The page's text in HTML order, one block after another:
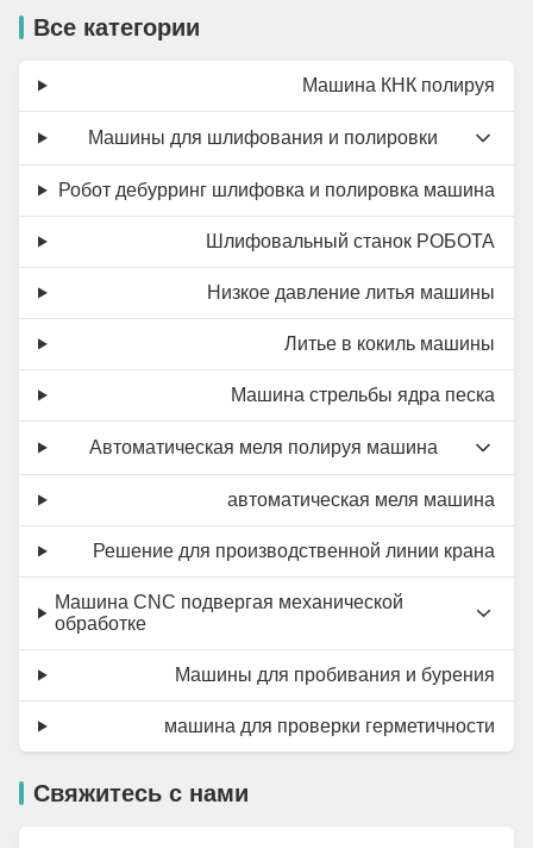
Все категории
Машина КНК полируя
Машины для шлифования и полировки
Робот дебурринг шлифовка и полировка машина
Шлифовальный станок РОБОТА
Низкое давление литья машины
Литье в кокиль машины
Машина стрельбы ядра песка
Автоматическая меля полируя машина
автоматическая меля машина
Решение для производственной линии крана
Машина CNC подвергая механической
обработке
Машины для пробивания и бурения
машина для проверки герметичности
Свяжитесь с нами